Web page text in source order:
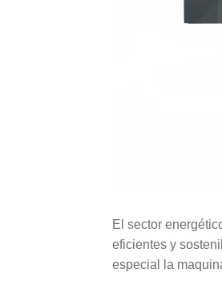
El sector
eficientes y
especial la